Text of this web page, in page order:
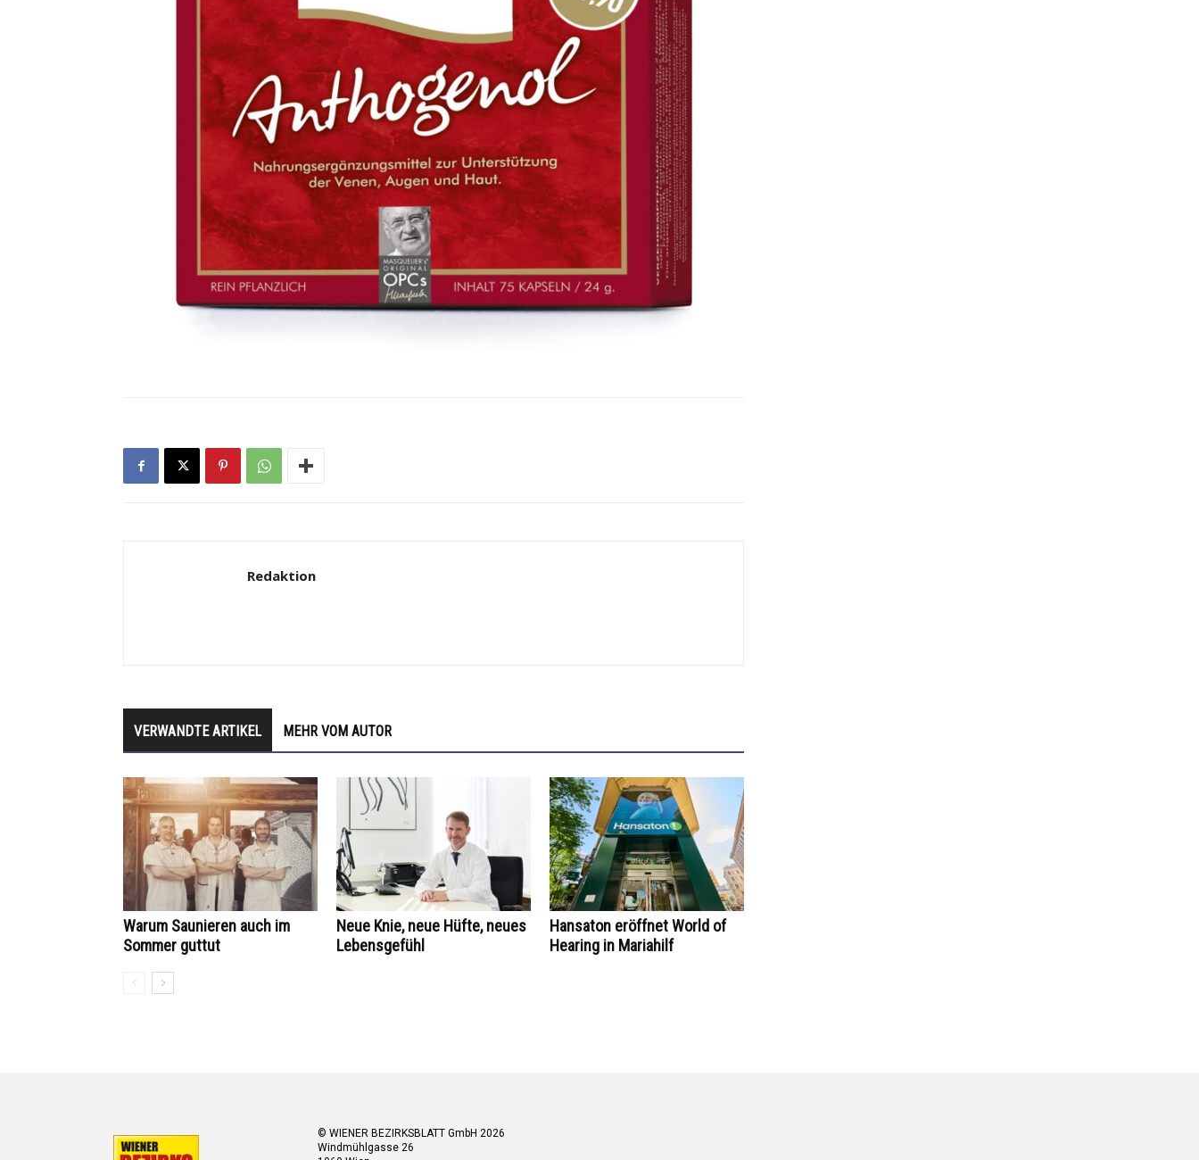
Redaktion
VERWANDTE ARTIKEL MEHR VOM AUTOR
Warum Saunieren auch im
Sommer guttut
Neue Knie, neue Hüfte, neues
Lebensgefühl
Hansaton eröffnet World of
Hearing in Mariahilf
© WIENER BEZIRKSBLATT GmbH 2026
Windmühlgasse 26